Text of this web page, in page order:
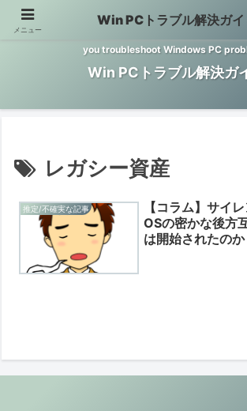
Windows PCのトラブル解決をお手伝いするサイト
you troubleshoot Windows PC
Win PCトラブル解決ガ
レガシー資産
推定/不確実な記事
【コラム】サイ
OSの密かな後方
は開始されたのか
メニュー
Win PCトラブル解決ガイ